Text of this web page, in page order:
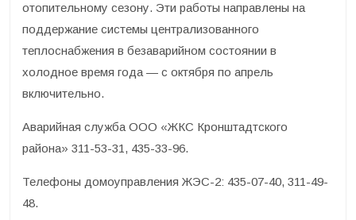
отопительному сезону. Эти работы направлены на
поддержание системы централизованного
теплоснабжения в безаварийном состоянии в
холодное время года — с октября по апрель
включительно.
Аварийная служба ООО «ЖКС Кронштадтского
района» 311-53-31, 435-33-96.
Телефоны домоуправления ЖЭС-2: 435-07-40, 311-49-
48.